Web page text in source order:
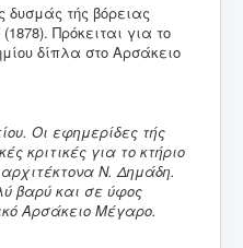
δυσμάς τής βόρειας
Πρόκειται για το
δίπλα στο Αρσάκειο
Οι εφημερίδες τής
κριτικές για το κτήριο
Ν. Δημάδη.
βαρύ και σε ύφος
Αρσάκειο Μέγαρο.